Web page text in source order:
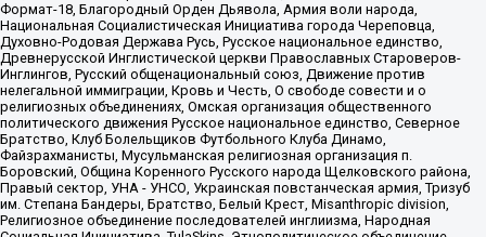
Формат-18, Благородный Орден Дьявола, Армия воли народа,
Национальная Социалистическая Инициатива города Череповца,
Духовно-Родовая Держава Русь, Русское национальное единство,
Древнерусской Инглистической церкви Православных Староверов-
Инглингов, Русский общенациональный союз, Движение против
нелегальной иммиграции, Кровь и Честь, О свободе совести и о
религиозных объединениях, Омская организация общественного
политического движения Русское национальное единство, Северное
Братство, Клуб Болельщиков Футбольного Клуба Динамо,
Файзрахманисты, Мусульманская религиозная организация п.
Боровский, Община Коренного Русского народа Щелковского района,
Правый сектор, УНА - УНСО, Украинская повстанческая армия, Тризуб
им. Степана Бандеры, Братство, Белый Крест, Misanthropic division,
Религиозное объединение последователей инглиизма, Народная